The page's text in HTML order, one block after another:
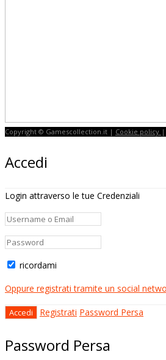
Copyright © Gamescollection.it | Cookie policy |
Accedi
Login attraverso le tue Credenziali
ricordami
Oppure registrati tramite un social
Registrati Password Persa
Password Persa